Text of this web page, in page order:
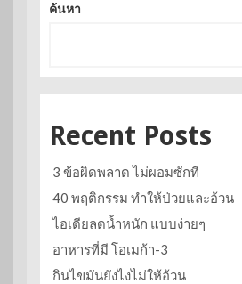
ค้นหา
Recent Posts
3 ข้อผิดพลาด ไม่ผอมซักที
40 พฤติกรรม ทำให้ป่วยและอ้วน
ไอเดียลดน้ำหนัก แบบง่ายๆ
อาหารที่มี โอเมก้า-3
กินไขมันยังไงไม่ให้อ้วน